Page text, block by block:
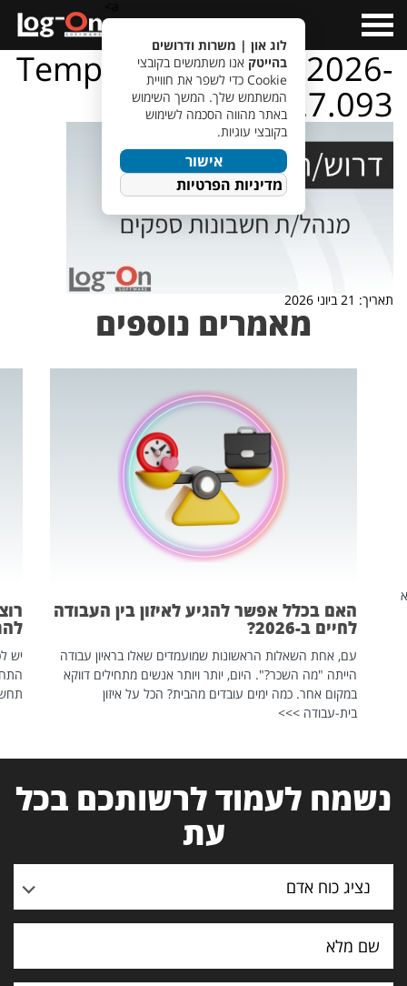
Menu
TempletJobsWeb – 2026-
06-21T085227.093
תאריך: 21 ביוני 2026
מאמרים נוספים
האם בכלל אפשר להגיע לאיזון בין העבודה
לחיים ב-2026?
עם, אחת השאלות הראשונות שמועמדים שאלו בראיון עבודה
הייתה "מה השכר?". היום, יותר ויותר אנשים מתחילים דווקא
במקום אחר. כמה ימים עובדים מהבית? הכל על איזון
בית-עבודה >>>
יש
נשמח לעמוד לרשותכם בכל
עת
נציג כוח אדם
לוג און | משרות ודרושים
בהייטק אנו משתמשים בקובצי
Cookie כדי לשפר את חוויית
המשתמש שלך. המשך השימוש
באתר מהווה הסכמה לשימוש
בקובצי עוגיות.
אישור
מדיניות הפרטיות